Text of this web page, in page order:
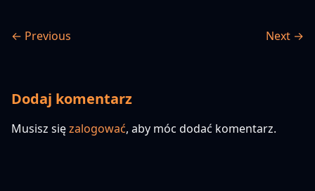
← Previous Next →
Dodaj komentarz
Musisz sięzalogować, aby móc dodać komentarz.